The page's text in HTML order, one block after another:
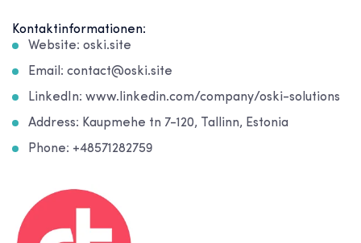
Kontaktinformationen:
Website: oski.site
Email: contact@oski.site
LinkedIn: www.linkedin.com/company/oski-solutions
Address: Kaupmehe tn 7-120, Tallinn, Estonia
Phone: +48571282759